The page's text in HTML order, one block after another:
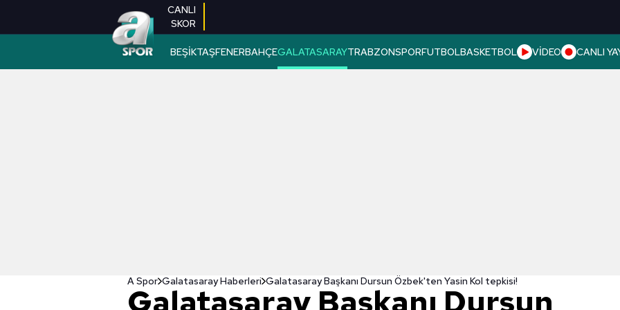
CANLI
SKOR
BEŞİKTAŞFENERBAHÇEGALATASARAYTRABZONSPORFUTBOLBASKETBOL VİDEO CANLI
A Spor Galatasaray Haberleri Galatasaray Başkanı Dursun Özbek'ten Yasin Kol tepkisi!
Galatasaray Başkanı Dursun